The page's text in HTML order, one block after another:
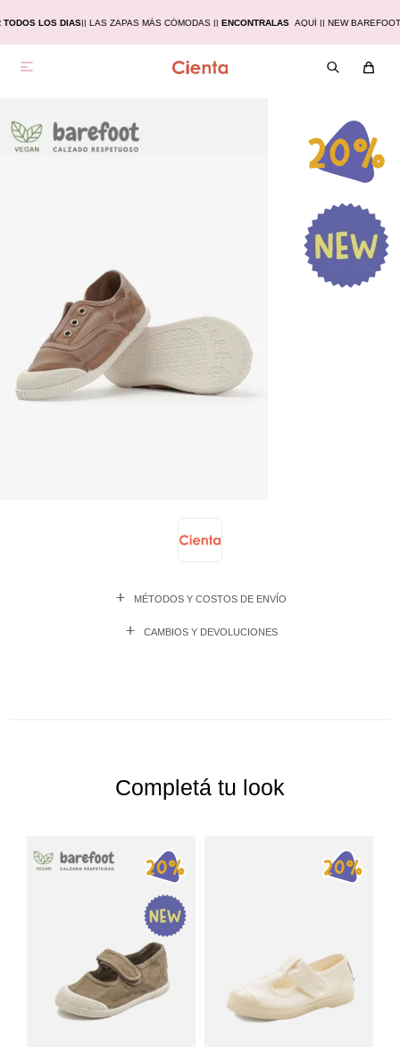
LOS DIAS|| LAS ZAPAS MÁS CÓMODAS ||ENCONTRALAS AQUÍ || NEW

MÉTODOS Y COSTOS DE ENVÍO
CAMBIOS Y DEVOLUCIONES
Completá tu look